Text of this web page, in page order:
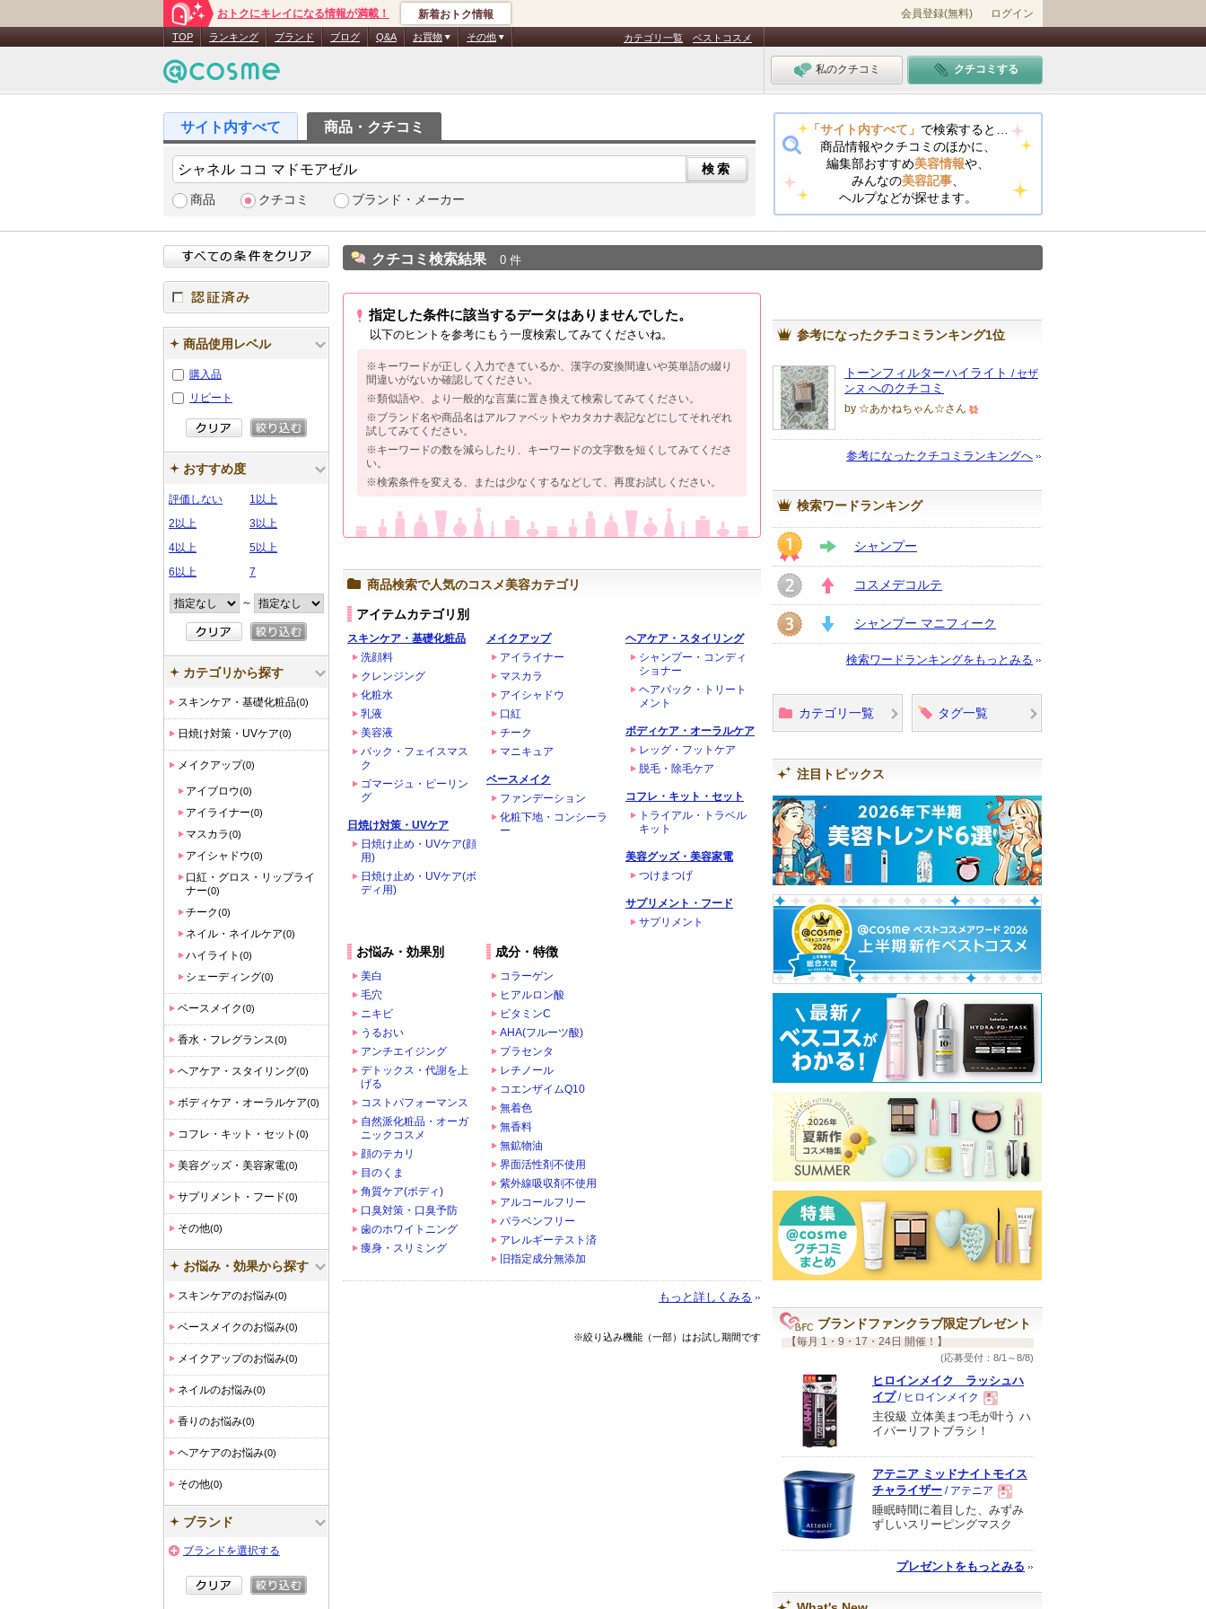
おトクにキレイになる情報が満載！ 新着おトク情報 会員登録(無料) ログイン
TOP ランキング ブランド ブログ Q&A お買物 その他 カテゴリ一覧 ベストコスメ
私のクチコミ クチコミする
商品・クチコミ
商品 クチコミ ブランド・メーカー
「サイト内すべて」 で検索すると…
商品情報やクチコミのほかに、
編集部おすすめ美容情報や、
みんなの美容記事
ヘルプなどが探せます。
クチコミ検索結果 0 件
指定した条件に該当するデータはありませんでした。
以下のヒントを参考にもう一度検索してみてくださいね。
※キーワードが正しく入力できているか、漢字の変換間違いや英単語の綴り
間違いがないか確認してください。
※類似語や、より一般的な言葉に置き換えて検索してみてください。
※ブランド名や商品名はアルファベットやカタカナ表記などにしてそれぞれ
試してみてください。
※キーワードの数を減らしたり、キーワードの文字数を短くしてみてくださ
い。
※検索条件を変える、または少なくするなどして、再度お試しください。
商品検索で人気のコスメ美容カテゴリ
アイテムカテゴリ別
スキンケア・基礎化粧品
洗顔料
クレンジング
化粧水
乳液
美容液
パック・フェイスマス
ク
ゴマージュ・ピーリン
グ
日焼け対策・UVケア
日焼け止め・UVケア(顔
用)
日焼け止め・UVケア(ボ
ディ用)
メイクアップ
アイライナー
マスカラ
アイシャドウ
口紅
チーク
マニキュア
ベースメイク
ファンデーション
化粧下地・コンシーラ
ー
ヘアケア・スタイリング
シャンプー・コンディ
ショナー
ヘアパック・トリート
メント
ボディケア・オーラルケア
レッグ・フットケア
脱毛・除毛ケア
コフレ・キット・セット
トライアル・トラベル
キット
美容グッズ・美容家電
つけまつげ
サプリメント・フード
サプリメント
お悩み・効果別
美白
毛穴
ニキビ
うるおい
アンチエイジング
デトックス・代謝を上
げる
コストパフォーマンス
自然派化粧品・オーガ
ニックコスメ
顔のテカリ
目のくま
角質ケア(ボディ)
口臭対策・口臭予防
歯のホワイトニング
痩身・スリミング
成分・特徴
コラーゲン
ヒアルロン酸
ビタミンC
AHA(フルーツ酸)
プラセンタ
レチノール
コエンザイムQ10
無着色
無香料
無鉱物油
界面活性剤不使用
紫外線吸収剤不使用
アルコールフリー
パラベンフリー
アレルギーテスト済
旧指定成分無添加
もっと詳しくみる
※絞り込み機能（一部）はお試し期間です
参考になったクチコミランキング1位
トーンフィルターハイライト / セザ
ンヌ へのクチコミ
by ☆あかねちゃん☆さん
上
メ
気
て
い
ま
す
参考になったクチコミランキングへ
検索ワードランキング
1 STAY
シャンプー
2 UP
コスメデコルテ
3 DOWN
シャンプー マニフィーク
検索ワードランキングをもっとみる
カテゴリ一覧 タグ一覧
注目トピックス
ブランドファンクラブ限定プレゼント
【毎月 1・9・17・24日 開催！】
(応募受付：8/1～8/8)
ヒロインメイク ラッシュハ
イプ/ ヒロインメイク
現
品
主役級 立体美まつ毛が叶う ハ
イパーリフトブラシ！
アテニア ミッドナイトモイス
チャライザー / アテニア
現
品
睡眠時間に着目した、みずみ
ずしいスリーピングマスク
プレゼントをもっとみる
認証済み
商品使用レベル
購入品
リピート
おすすめ度
評価しない
1以上
2以上
3以上
4以上
5以上
6以上
7
～
カテゴリから探す
スキンケア・基礎化粧品(0)
日焼け対策・UVケア(0)
メイクアップ(0)
アイブロウ(0)
アイライナー(0)
マスカラ(0)
アイシャドウ(0)
口紅・グロス・リップライ
ナー(0)
チーク(0)
ネイル・ネイルケア(0)
ハイライト (0)
シェーディング(0)
ベースメイク(0)
香水・フレグランス(0)
ヘアケア・スタイリング(0)
ボディケア・オーラルケア(0)
コフレ・キット・セット (0)
美容グッズ・美容家電(0)
サプリメント・フード(0)
その他(0)
お悩み・効果から探す
スキンケアのお悩み(0)
ベースメイクのお悩み(0)
メイクアップのお悩み(0)
ネイルのお悩み(0)
香りのお悩み(0)
ヘアケアのお悩み(0)
その他(0)
ブランド
ブランドを選択する